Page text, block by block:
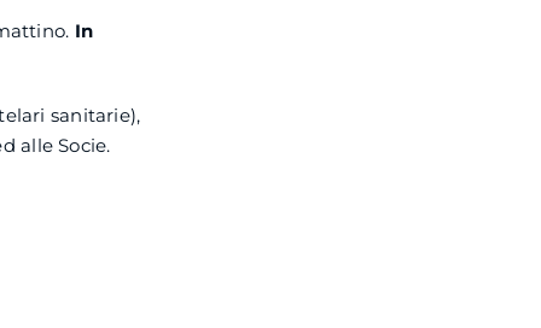
In
sanitarie),
alle Socie.